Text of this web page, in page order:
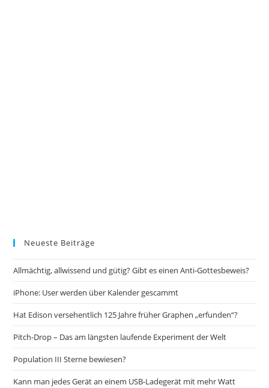
Neueste Beiträge
Allmächtig, allwissend und gütig? Gibt es einen Anti-Gottesbeweis?
iPhone: User werden über Kalender gescammt
Hat Edison versehentlich 125 Jahre früher Graphen „erfunden“?
Pitch-Drop – Das am längsten laufende Experiment der Welt
Population III Sterne bewiesen?
Kann man jedes Gerät an einem USB-Ladegerät mit mehr Watt